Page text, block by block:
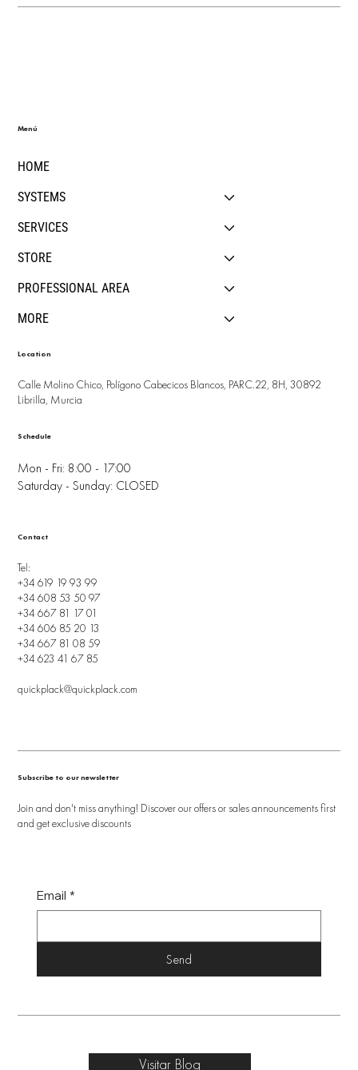
HOME
SYSTEMS
SERVICES
STORE
PROFESSIONAL AREA
MORE
Menú
Location
Calle Molino Chico, Polígono Cabecicos Blancos, PARC.22, 8H, 30892
Librilla, Murcia
Mon - Fri: 8:00 - 17:00
Saturday - Sunday: CLOSED
Schedule
Tel:
+34 619 19 93 99
+34 608 53 50 97
+34 667 81 17 01
+34 606 85 20 13
+34 667 81 08 59
+34 623 41 67 85
quickplack@quickplack.com
Contact
Subscribe to our newsletter
Join and don't miss anything! Discover our offers or sales announcements first
and get exclusive discounts
Email *
Send
Visitar Blog